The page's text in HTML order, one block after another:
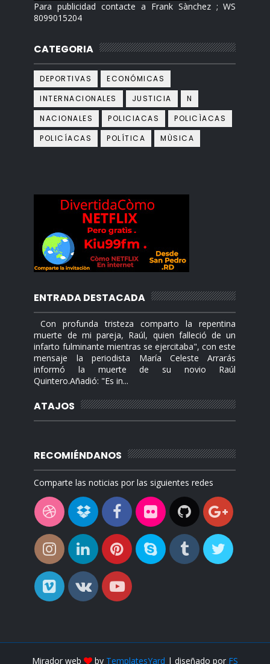
Para publicidad contacte a Frank Sànchez ; WS
8099015204
CATEGORIA
DEPORTIVAS
ECONÓMICAS
INTERNACIONALES
JUSTICIA
N
NACIONALES
POLICIACAS
POLICÌACAS
POLICÍACAS
POLÍTICA MÙSICA
ENTRADA DESTACADA
Con profunda tristeza comparto la repentina
muerte de mi pareja, Raúl, quien falleció de un
infarto fulminante mientras se ejercitaba", con este
mensaje la periodista María Celeste Arrarás
informó la muerte de su novio Raúl
Quintero.Añadió: "Es in...
ATAJOS
RECOMIÉNDANOS
Comparte las noticias por las siguientes redes
Mirador web by TemplatesYard | diseñado por FS